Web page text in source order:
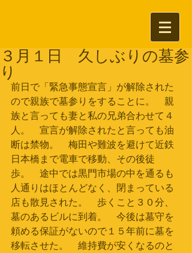
３月１日 久しぶりの墓参
り
前日で「緊急事態宣言」が解除された
ので親族で墓参りをすることに。　親
族と言っても妻と私の兄弟合わせて４
人。　宣言が解除されたと言っても油
断は禁物。　梅田や難波を避けて近鉄
日本橋まで電車で移動、その後徒
歩。　途中では黒門市場の中を通るも
人通りはほとんどなく、閉まっている
店も散見された。　歩くこと３０分、
墓のあるビルに到着。　今後は墓守を
頼める保証がないので１５年前に墓を
移転させた。　維持費が安くなるのと